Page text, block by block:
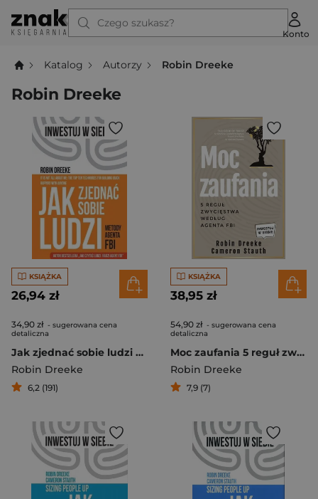
Czego szukasz?
Konto
Katalog Autorzy Robin Dreeke
Robin Dreeke
KSIĄŻKA
26,94 zł
34,90 zł - sugerowana cena
detaliczna
Jak zjednać sobie ludzi Metody agenta FBI
Robin Dreeke
6,2 (191)
KSIĄŻKA
38,95 zł
54,90 zł - sugerowana cena
detaliczna
Moc zaufania 5 reguł zwycięstwa według agenta FBI
Robin Dreeke
7,9 (7)